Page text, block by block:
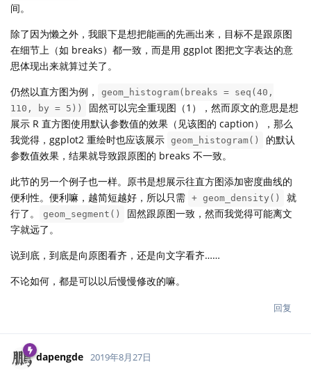
间。
除了因为懒之外，我眼下是想把能画的先画出来，目标不是跟原图
在细节上（如 breaks）都一致，而是用 ggplot 图把文字表达的意
思体现出来就算过关了。
仍然以直方图为例，
geom_histogram(breaks = seq(40,
110, by = 5))
固然可以完全重现图（1），然而原文的意思是想
展示 R 直方图使用默认参数值的效果（见该图的 caption），那么
我觉得，ggplot2 重绘时也应该展示 geom_histogram()
的默认
参数值效果，结果就导致跟原图的 breaks 不一致。
此节的另一个例子也一样。原书是想展示往直方图添加密度曲线的
便利性。便利嘛，越简短越好，所以只需 + geom_density()
就
行了。
geom_segment()
固然跟原图一致，然而我觉得可能离文
字就远了。
说到底，到底是向原图看齐，还是向文字看齐……
不论如何，都是可以以后慢慢修改的嘛。
回复
dapengde 2019年8月27日